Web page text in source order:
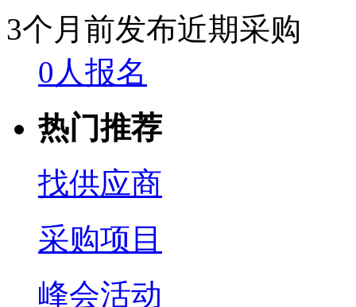
3个月前发布近期采购
0人报名
热门推荐
找供应商
采购项目
峰会活动